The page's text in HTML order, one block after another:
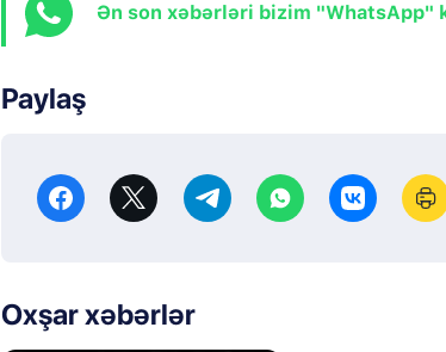
Ən son xəbərləri bizim "WhatsApp"
Paylaş
Oxşar xəbərlər